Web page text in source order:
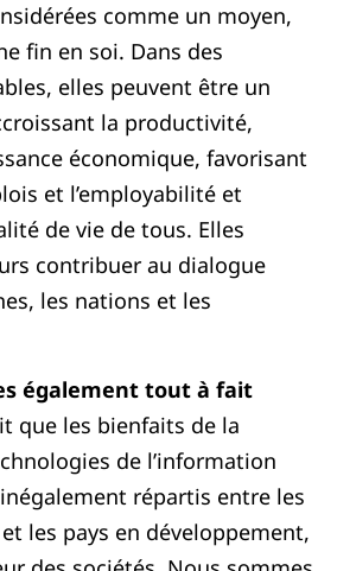
comme un moyen,
fin en soi. Dans des
elles peuvent être un
la productivité,
économique, favorisant
et l’employabilité et
de vie de tous. Elles
contribuer au dialogue
les nations et les
également tout à fait
que les bienfaits de la
de l’information
répartis entre les
les pays en développement,